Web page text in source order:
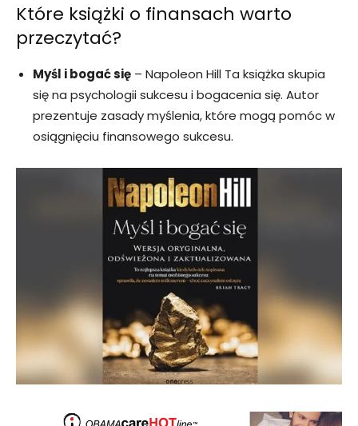
Które książki o finansach warto
przeczytać?
Myśl i bogać się – Napoleon Hill Ta książka skupia
się na psychologii sukcesu i bogacenia się. Autor
prezentuje zasady myślenia, które mogą pomóc w
osiągnięciu finansowego sukcesu.